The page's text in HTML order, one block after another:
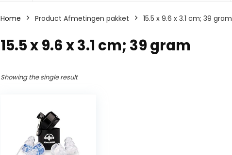
Home Product Afmetingen pakket ‎15.5 x 9.6 x 3.1 cm; 39 gram
‎15.5 x 9.6 x 3.1 cm; 39 gram
Showing the single result